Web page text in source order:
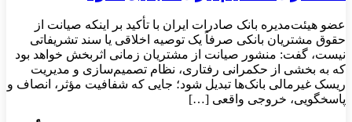
​عضو هیئت‌مدیره بانک صادرات ایران با تأکید بر اینکه صیانت از
حقوق مشتریان بانکی صرفاً یک توصیه اخلاقی یا سند تشریفاتی
نیست، گفت: منشور صیانت از مشتریان زمانی اثربخش خواهد بود
که به بخشی از حکمرانی رفتاری، نظام تصمیم‌سازی و مدیریت
ریسک غیرمالی بانک‌ها تبدیل شود؛ جایی که شفافیت مؤثر، انصاف و
پاسخگویی، خروجی واقعی […]